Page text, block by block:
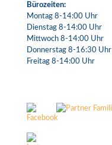
Bürozeiten:
Montag 8-14:00 Uhr
Dienstag 8-14:00 Uhr
Mittwoch 8-14:00 Uhr
Donnerstag 8-16:30 Uhr
Freitag 8-14:00 Uhr